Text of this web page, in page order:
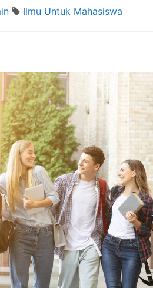
Ilmu Untuk Mahasiswa